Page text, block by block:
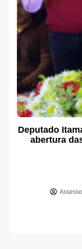
Deputado
abertura